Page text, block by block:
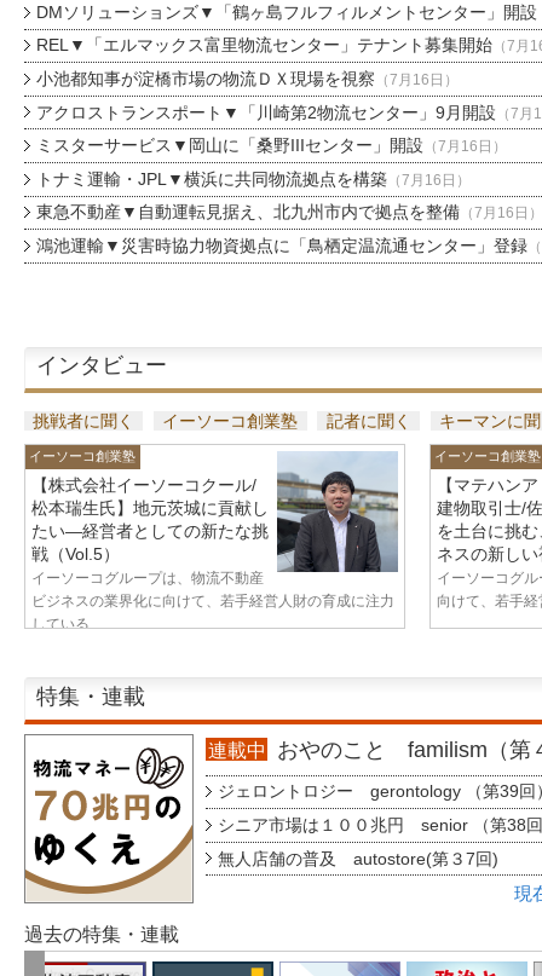
DMソリューションズ▼「鶴ヶ島フルフィルメントセンター」開設
REL▼「エルマックス富里物流センター」テナント募集開始（7月
小池都知事が淀橋市場の物流ＤＸ現場を視察 （7月16日）
アクロストランスポート▼「川崎第2物流センター」9月開設 （7月
ミスターサービス▼岡山に「桑野IIIセンター」開設 （7月16日）
トナミ運輸・JPL▼横浜に共同物流拠点を構築（7月16日）
東急不動産▼自動運転見据え、北九州市内で拠点を整備（7月16日）
鴻池運輸▼災害時協力物資拠点に「鳥栖定温流通センター」登録
インタビュー
挑戦者に聞く イーソーコ創業塾 記者に聞く キーマンに
イーソーコ創業塾
【株式会社イーソーコクール/
松本瑞生氏】地元茨城に貢献し
たい—経営者としての新たな挑
戦（Vol.5）
イーソーコグループは、物流不動産
ビジネスの業界化に向けて、若手経営人財の育成に注力
している...
イーソーコ創業塾
【マテハン
建物取引士/
を土台に挑
ネスの新し
イーソーコグ
向けて、若手
特集・連載
連載中 おやのこと familism（第
ジェロントロジー gerontology （第39回
シニア市場は１００兆円 senior （第38
無人店舗の普及 autostore(第３7回)
現
過去の特集・連載